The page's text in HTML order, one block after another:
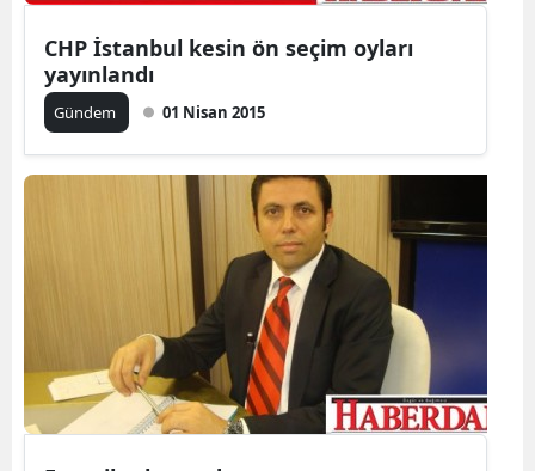
CHP İstanbul kesin ön seçim oyları
yayınlandı
Gündem 01 Nisan 2015